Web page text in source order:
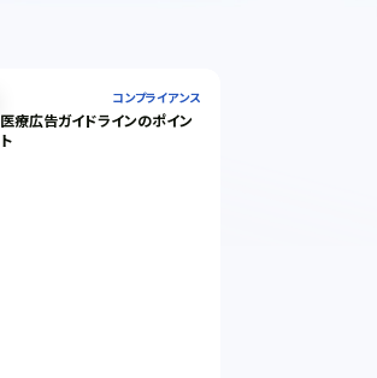
コンプライアンス
医療広告ガイドラインのポイン
ト